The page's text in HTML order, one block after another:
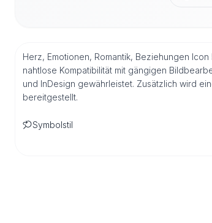
Herz, Emotionen, Romantik, Beziehungen
nahtlose Kompatibilität mit gängigen
und InDesign gewährleistet. Zusätzlich wird
bereitgestellt.
Symbolstil